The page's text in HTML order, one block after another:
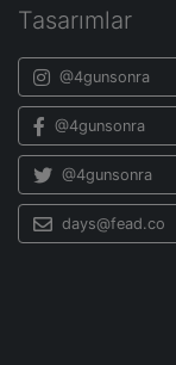
Tasarımlar
@4gunsonra
@4gunsonra
@4gunsonra
days@fead.co